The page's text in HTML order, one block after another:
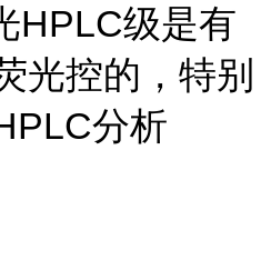
HPLC级是有
光控的，特别
分析